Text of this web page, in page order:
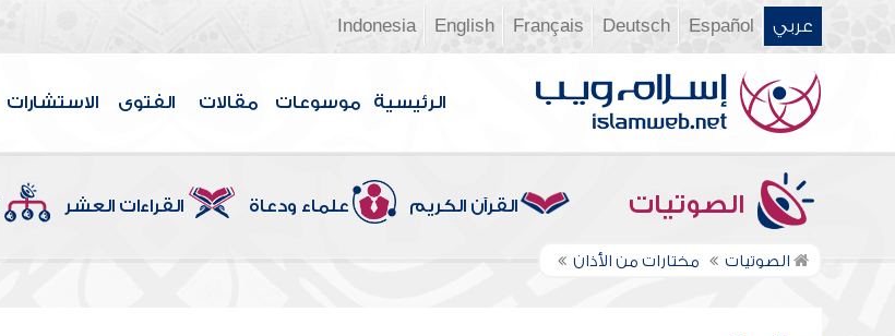
عربي Español
Deutsch
Français
English
Indonesia
الرئيسية موسوعات مقالات الفتوى الاستشارات
الصوتيات القرآن الكريم علماء ودعاة القراءات العشر
الصوتيات مختارات من الأذان